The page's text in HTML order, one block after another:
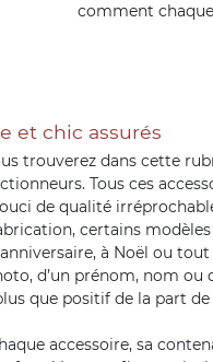
comment
et chic assurés
trouverez dans cette
Tous ces
de qualité
certains
à Noël ou
d’un prénom, nom
que positif de la part
accessoire, sa